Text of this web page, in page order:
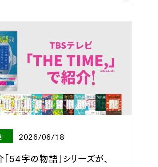
2026/06/18
54字の物語」シリーズが、